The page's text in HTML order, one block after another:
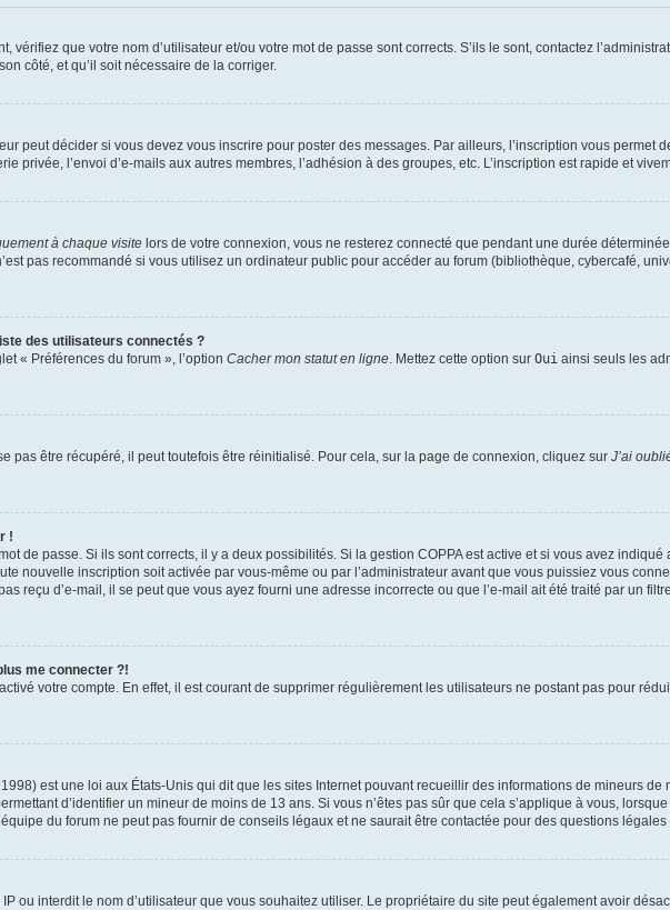
vérifiez que votre nom d’utilisateur et/ou votre mot de passe sont corrects. S’ils le sont, contactez
côté, et qu’il soit nécessaire de la corriger.
peut décider si vous devez vous inscrire pour poster des messages. Par ailleurs, l’inscription vous
privée, l’envoi d’e-mails aux autres membres, l’adhésion à des groupes, etc. L’inscription est rapide et
à chaque visite lors de votre connexion, vous ne resterez connecté que pendant une durée
pas recommandé si vous utilisez un ordinateur public pour accéder au forum (bibliothèque, cybercafé,
des utilisateurs connectés ?
« Préférences du forum », l’option Cacher mon statut en ligne. Mettez cette option sur Oui ainsi seuls les
pas être récupéré, il peut toutefois être réinitialisé. Pour cela, sur la page de connexion, cliquez sur J’ai
!
de passe. Si ils sont corrects, il y a deux possibilités. Si la gestion COPPA est active et si vous avez
nouvelle inscription soit activée par vous-même ou par l’administrateur avant que vous puissiez vous
reçu d’e-mail, il se peut que vous ayez fourni une adresse incorrecte ou que l’e-mail ait été traité par un
me connecter ?!
votre compte. En effet, il est courant de supprimer régulièrement les utilisateurs ne postant pas pour
est une loi aux États-Unis qui dit que les sites Internet pouvant recueillir des informations de mineurs
d’identifier un mineur de moins de 13 ans. Si vous n’êtes pas sûr que cela s’applique à vous,
du forum ne peut pas fournir de conseils légaux et ne saurait être contactée pour des questions
ou interdit le nom d’utilisateur que vous souhaitez utiliser. Le propriétaire du site peut également avoir